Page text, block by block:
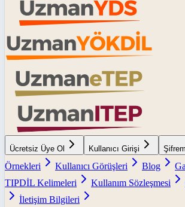
Ücretsiz Üye Ol Kullanıcı Girişi
Örnekleri
Kullanıcı Görüşleri Blog
TIPDİL Kelimeleri
Kullanım Sözleşmesi
İletişim Bilgileri